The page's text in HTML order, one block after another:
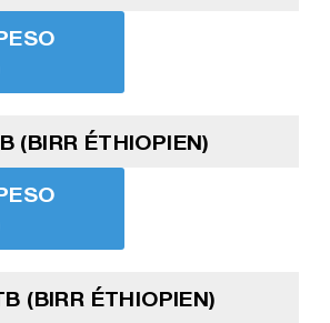
(BIRR ÉTHIOPIEN)
(BIRR ÉTHIOPIEN)